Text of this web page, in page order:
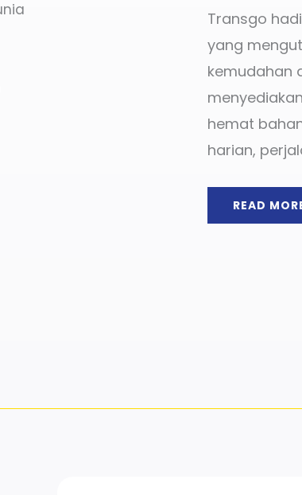
Transgo
yang
kemudahan
hemat
harian,
READ